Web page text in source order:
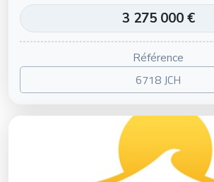
3 275 000 €
Référence
6718 JCH